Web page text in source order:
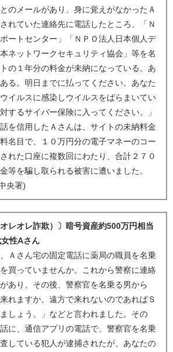
のメールがあり、身に覚えがなかったＡ
れていた連絡先に電話したところ、「Ｎ
ートセンター」「ＮＰＯ法人日本個人デ
ネットワークセキュリティ協会」等を名
の１年分の料金が未納になっている。あ
る。明日までに払ってください。あなた
イルスに感染しウイルスをばらまいてい
するサイバー保険に入ってください。」
を信用したＡさんは、サイトの未納料金
名目で、１０万円分の電子マネーのコー
れた口座に複数回にわたり、合計２７０
等を騙し取られる被害に遭いました。
央署)
オレオレ詐欺）〕暗号資産約500万円相当
性Aさん
Ａさん宅の固定電話に薬局の職員を名乗
買っていませんか。これから警察に連絡
あり、その後、警察官を名乗る男から
れますか。遠方で来れないのであればＳ
しょう。」などと言われました。その
に、通信アプリの電話で、警察官を名乗
している犯人が逮捕されたが、あなたの